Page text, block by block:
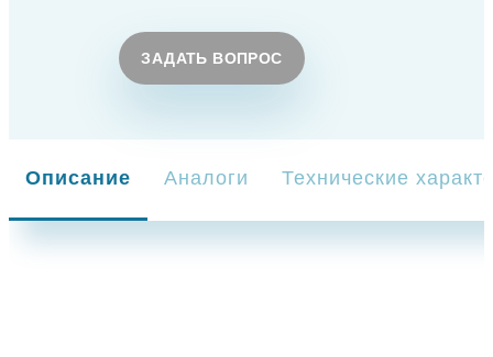
ЗАДАТЬ ВОПРОС
Описание Аналоги Технические